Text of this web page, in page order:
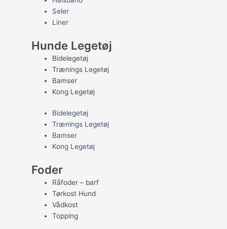
Seler
Liner
Hunde Legetøj
Bidelegetøj
Trænings Legetøj
Bamser
Kong Legetøj
Bidelegetøj
Trænings Legetøj
Bamser
Kong Legetøj
Foder
Råfoder – barf
Tørkost Hund
Vådkost
Topping